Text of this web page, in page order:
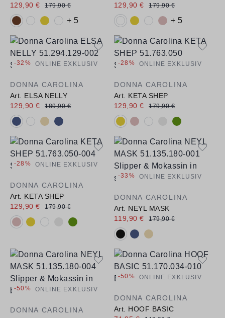
129,90 €
179,90 €
Verfügbare Farbvarianten:
+ 5
129,90 €
179,90 €
Verfügbare Farbvarianten:
+ 5
-32% ONLINE EXKLUSIV
DONNA CAROLINA
Art. ELSA NELLY
129,90 €
189,90 €
Verfügbare Farbvarianten:
-28% ONLINE EXKLUSIV
DONNA CAROLINA
Art. KETA SHEP
129,90 €
179,90 €
Verfügbare Farbvarianten:
-28% ONLINE EXKLUSIV
DONNA CAROLINA
Art. KETA SHEP
129,90 €
179,90 €
Verfügbare Farbvarianten:
-33% ONLINE EXKLUSIV
DONNA CAROLINA
Art. NEYL MASK
119,90 €
179,90 €
Verfügbare Farbvarianten:
-50% ONLINE EXKLUSIV
DONNA CAROLINA
-50% ONLINE EXKLUSIV
DONNA CAROLINA
Art. HOOF BASIC